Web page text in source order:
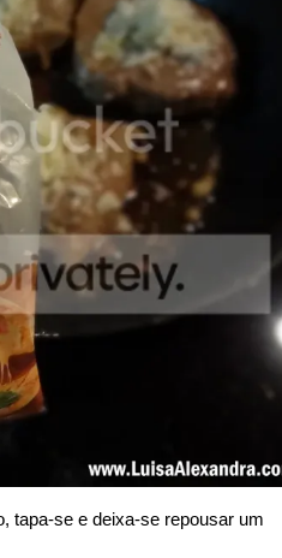
tapa-se e deixa-se repousar um